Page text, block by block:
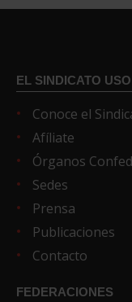
EL SINDICATO USO
Conoce el
Afíliate
Órganos
Sedes
Prensa
Publicaciones
Contacto
FEDERACIONES